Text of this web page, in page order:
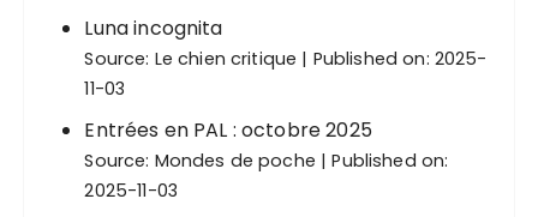
Luna incognita
Source: Le chien critique
Published on: 2025-
11-03
Entrées en PAL : octobre 2025
Source: Mondes de poche
Published on:
2025-11-03